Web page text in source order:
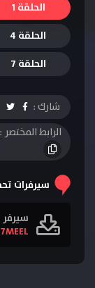
الحلقة 1
الحلقة 4
الحلقة 7
شارك :
الرابط المختصر :
سيرفرات
سيرفر